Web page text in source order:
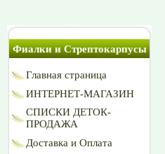
Фиалки и Стрептокарпусы
Главная страница
ИНТЕРНЕТ-МАГАЗИН
СПИСКИ ДЕТОК-
ПРОДАЖА
Доставка и Оплата